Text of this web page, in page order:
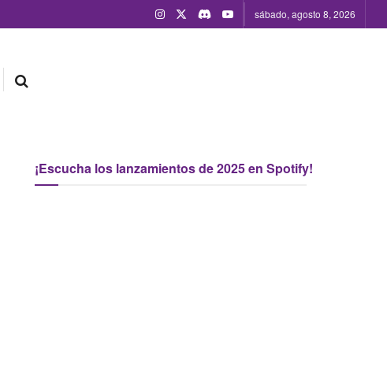
sábado, agosto 8, 2026
¡Escucha los lanzamientos de 2025 en Spotify!